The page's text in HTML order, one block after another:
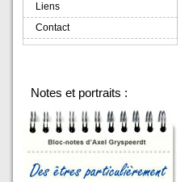
Liens
Contact
Notes et portraits :